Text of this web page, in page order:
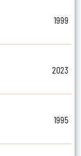
1999
2023
1995